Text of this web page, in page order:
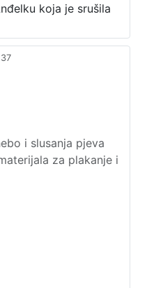
koja je srušila
i slusanja pjeva
za plakanje i